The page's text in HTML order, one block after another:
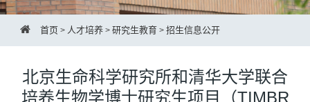
首页 > 人才培养 > 研究生教育 > 招生信息公开
北京生命科学研究所和清华大学联合
培养生物学博士研究生项目（TIMBR